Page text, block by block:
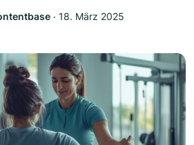
‧ 18. März 2025